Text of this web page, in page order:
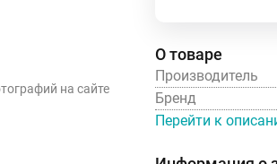
на сайте
О товаре
Производитель
Бренд
Перейти к